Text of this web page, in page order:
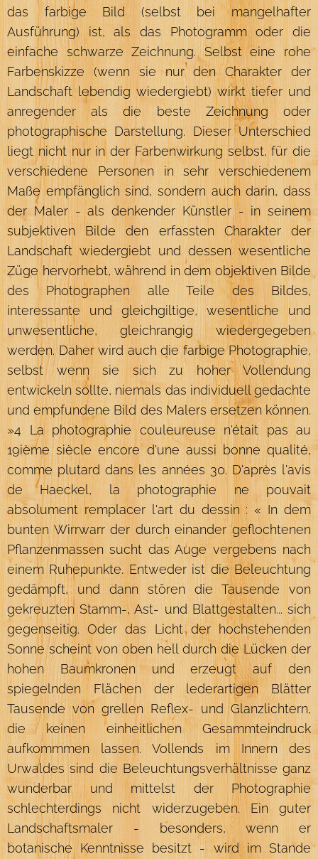
das farbige Bild (selbst bei mangelhafter
Ausführung) ist, als das Photogramm oder die
einfache schwarze Zeichnung. Selbst eine rohe
Farbenskizze (wenn sie nur den Charakter der
Landschaft lebendig wiedergiebt) wirkt tiefer und
anregender als die beste Zeichnung oder
photographische Darstellung. Dieser Unterschied
liegt nicht nur in der Farbenwirkung selbst, für die
verschiedene Personen in sehr verschiedenem
Maße empfänglich sind, sondern auch darin, dass
der Maler - als denkender Künstler - in seinem
subjektiven Bilde den erfassten Charakter der
Landschaft wiedergiebt und dessen wesentliche
Züge hervorhebt, während in dem objektiven Bilde
des Photographen alle Teile des Bildes,
interessante und gleichgiltige, wesentliche und
unwesentliche, gleichrangig wiedergegeben
werden. Daher wird auch die farbige Photographie,
selbst wenn sie sich zu hoher Vollendung
entwickeln sollte, niemals das individuell gedachte
und empfundene Bild des Malers ersetzen können.
»4 La photographie couleureuse n'était pas au
19ième siècle encore d'une aussi bonne qualité,
comme plutard dans les années 30. D'après l'avis
de Haeckel, la photographie ne pouvait
absolument remplacer l'art du dessin : « In dem
bunten Wirrwarr der durch einander geflochtenen
Pflanzenmassen sucht das Auge vergebens nach
einem Ruhepunkte. Entweder ist die Beleuchtung
gedämpft, und dann stören die Tausende von
gekreuzten Stamm-, Ast- und Blattgestalten... sich
gegenseitig. Oder das Licht der hochstehenden
Sonne scheint von oben hell durch die Lücken der
hohen Baumkronen und erzeugt auf den
spiegelnden Flächen der lederartigen Blätter
Tausende von grellen Reflex- und Glanzlichtern,
die keinen einheitlichen Gesammteindruck
aufkommmen lassen. Vollends im Innern des
Urwaldes sind die Beleuchtungsverhältnisse ganz
wunderbar und mittelst der Photographie
schlechterdings nicht widerzugeben. Ein guter
Landschaftsmaler - besonders, wenn er
botanische Kenntnisse besitzt - wird im Stande